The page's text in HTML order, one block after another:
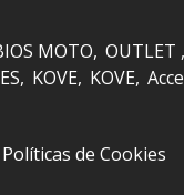
MOTO OUTLET
KOVE KOVE
Políticas de Cookies